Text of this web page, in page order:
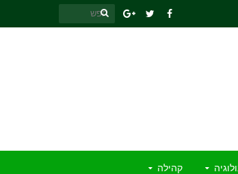
קהילה